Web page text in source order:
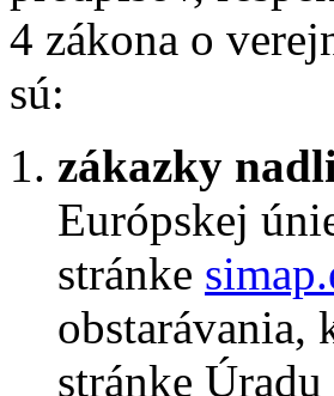
4 zákona o
sú:
zákazky
Európskej
stránke
obstarávania,
stránke